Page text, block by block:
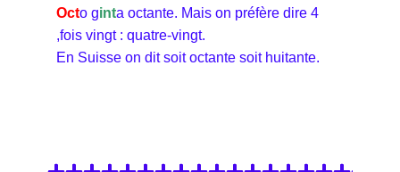
Octo ginta octante. Mais on préfère dire 4
,fois vingt : quatre-vingt.
En Suisse on dit soit octante soit huitante.